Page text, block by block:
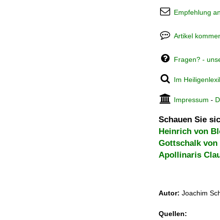
Empfehlung
Artikel
Fragen? -
Im
Impressum -
Schauen Sie
Heinrich von
Gottschalk von
Apollinaris
Autor: Joachim
Quellen: